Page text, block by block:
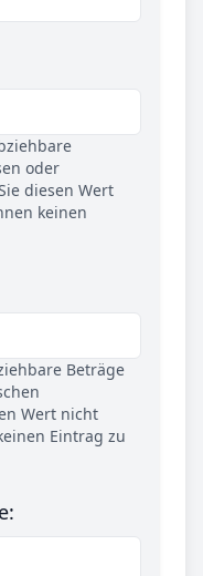
oder
diesen Wert
keinen
Beträge
Wert nicht
Eintrag zu